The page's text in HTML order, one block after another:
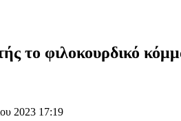
το φιλοκουρδικό
2023 17:19